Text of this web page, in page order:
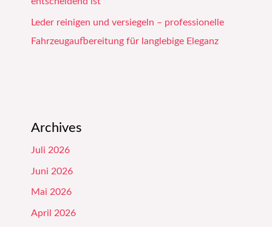
Leder reinigen und versiegeln – professionelle
Fahrzeugaufbereitung für langlebige Eleganz
Archives
Juli 2026
Juni 2026
Mai 2026
April 2026